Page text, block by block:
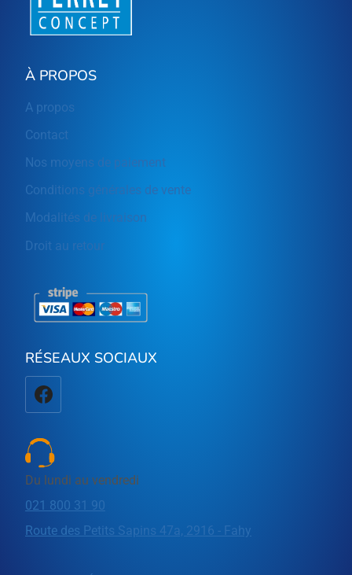
À PROPOS
A propos
Contact
Nos moyens de paiement
Conditions générales de vente
Modalités de livraison
Droit au retour
RÉSEAUX SOCIAUX
Du lundi au vendredi
021 800 31 90
Route des Petits Sapins 47a, 2916 - Fahy